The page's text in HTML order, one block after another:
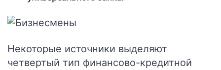
Некоторые источники выделяют
четвертый тип финансово-кредитной